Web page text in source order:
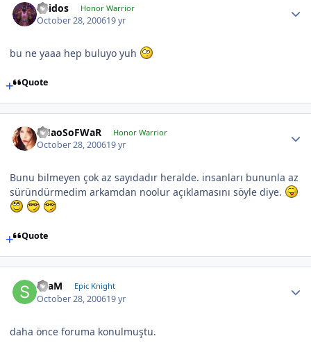
Thidos Honor Warrior
October 28, 200619 yr
bu ne yaaa hep buluyo yuh
Quote
CHaoSoFWaR Honor Warrior
October 28, 200619 yr
Bunu bilmeyen çok az sayıdadır heralde. insanları bununla az
süründürmedim arkamdan noolur açıklamasını söyle diye.
Quote
SLaM Epic Knight
October 28, 200619 yr
daha önce foruma konulmuştu.